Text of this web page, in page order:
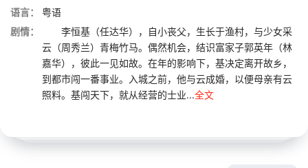
语言：
粤语
剧情：
李恒基（任达华），自小丧父，生长于渔村，与少女采
云（周秀兰）青梅竹马。偶然机会，结识富家子郭英年（林
嘉华），彼此一见如故。在年的影响下，基决定离开故乡，
到都市闯一番事业。入城之前，他与云成婚，以便母亲有云
照料。基闯天下，就从经营的士业...全文